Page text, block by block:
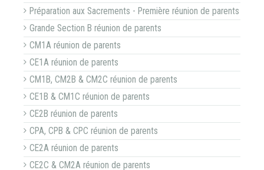
Préparation aux Sacrements - Première réunion de parents
Grande Section B réunion de parents
CM1A réunion de parents
CE1A réunion de parents
CM1B, CM2B & CM2C réunion de parents
CE1B & CM1C réunion de parents
CE2B réunion de parents
CPA, CPB & CPC réunion de parents
CE2A réunion de parents
CE2C & CM2A réunion de parents